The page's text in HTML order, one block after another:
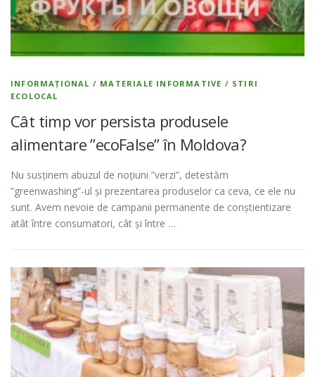
INFORMAȚIONAL / MATERIALE INFORMATIVE / STIRI
ECOLOCAL
Cât timp vor persista produsele
alimentare ”ecoFalse” în Moldova?
Nu susținem abuzul de noțiuni ”verzi”, detestăm
”greenwashing”-ul și prezentarea produselor ca ceva, ce ele nu
sunt. Avem nevoie de campanii permanente de conștientizare
atât între consumatori, cât și între …